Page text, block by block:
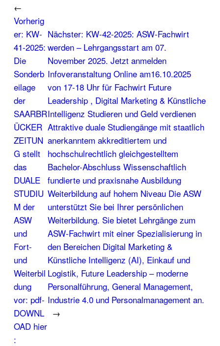
←
Vorherig
er: KW-
41-2025:
Die
Sonderb
eilage
der
SAARBR
ÜCKER
ZEITUN
G stellt
das
DUALE
STUDIU
M der
ASW
und
Fort-
und
Weiterbil
dung
vor: pdf-
DOWNL
OAD hier
:
Nächster: KW-42-2025: ASW-Fachwirt
werden – Lehrgangsstart am 07.
November 2025. Jetzt anmelden
Infoveranstaltung Online am16.10.2025
von 17-18 Uhr für Fachwirt Future
Leadership , Digital Marketing & Künstliche
Intelligenz Studieren und Geld verdienen
Attraktive duale Studiengänge mit staatlich
anerkanntem akkreditiertem und
hochschulrechtlich gleichgestelltem
Bachelor-Abschluss Wissenschaftlich
fundierte und praxisnahe Ausbildung
Weiterbildung auf hohem Niveau Die ASW
unterstützt Sie bei Ihrer persönlichen
Weiterbildung. Sie bietet Lehrgänge zum
ASW-Fachwirt mit einer Spezialisierung in
den Bereichen Digital Marketing &
Künstliche Intelligenz (AI), Einkauf und
Logistik, Future Leadership – moderne
Personalführung, General Management,
Industrie 4.0 und Personalmanagement an.
→